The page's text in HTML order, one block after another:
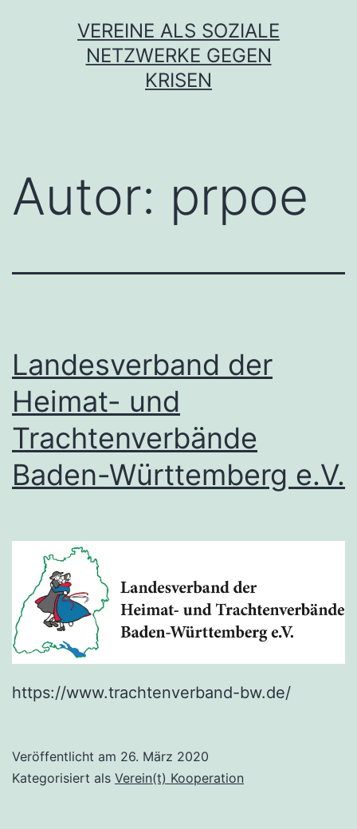
VEREINE ALS SOZIALE
NETZWERKE GEGEN
KRISEN
Autor: prpoe
Landesverband der
Heimat- und
Trachtenverbände
Baden-Württemberg e.V.
https://www.trachtenverband-bw.de/
Veröffentlicht am 26. März 2020
Kategorisiert als Verein(t) Kooperation